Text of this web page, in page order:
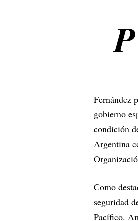
P
Fernández
gobierno
condición
Argentina
Como
seguridad
Pacífico.